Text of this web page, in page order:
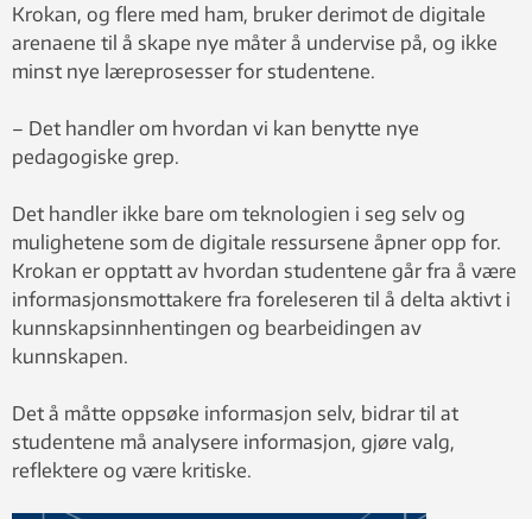
Krokan, og flere med ham, bruker derimot de digitale
arenaene til å skape nye måter å undervise på, og ikke
minst nye læreprosesser for studentene.
– Det handler om hvordan vi kan benytte nye
pedagogiske grep.
Det handler ikke bare om teknologien i seg selv og
mulighetene som de digitale ressursene åpner opp for.
Krokan er opptatt av hvordan studentene går fra å være
informasjonsmottakere fra foreleseren til å delta aktivt i
kunnskapsinnhentingen og bearbeidingen av
kunnskapen.
Det å måtte oppsøke informasjon selv, bidrar til at
studentene må analysere informasjon, gjøre valg,
reflektere og være kritiske.